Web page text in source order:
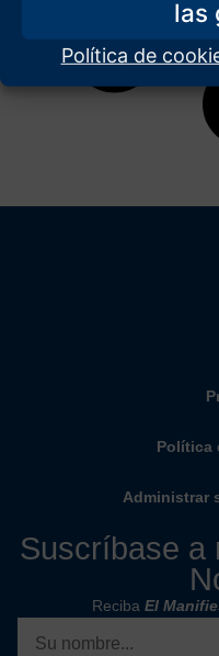
Política de
Política
Administrar
Suscríbase a
Reciba El